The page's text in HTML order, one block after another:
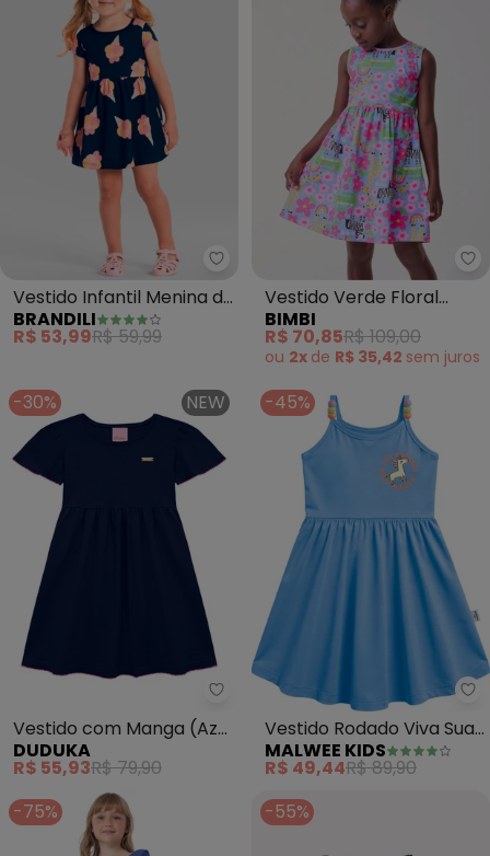
Brandili - Vestido Infantil
Vestido Infantil Menina de
Florzinha (Azul)
BRANDILI
R$ 53,99R$ 59,99
Vestido Verde Floral
(Azul)
BIMBI
R$ 70,85R$ 109,00
ou 2x de R$ 35,42 sem juros
-30% NEW
Duduka - Vestido com Manga
Vestido com Manga (Azul
)
DUDUKA
R$ 55,93R$ 79,90
-45%
Vestido Rodado Viva Sua
Própria Magia (Azul)
MALWEE KIDS
R$ 49,44R$ 89,90
-75%
-55%